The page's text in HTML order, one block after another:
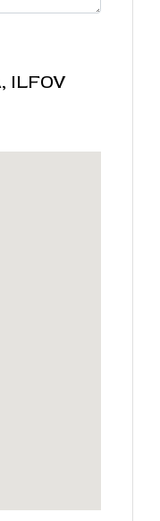
ILFOV